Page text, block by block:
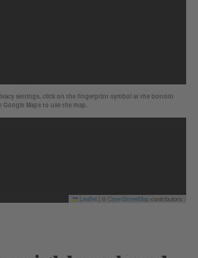
settings, click on the fingerprint symbol at the bottom
Google Maps to use the map.
Leaflet OpenStreetMapcontributors